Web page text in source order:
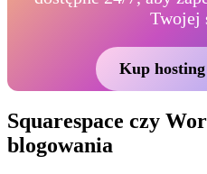
Twojej
Kup
Squarespace czy
blogowania